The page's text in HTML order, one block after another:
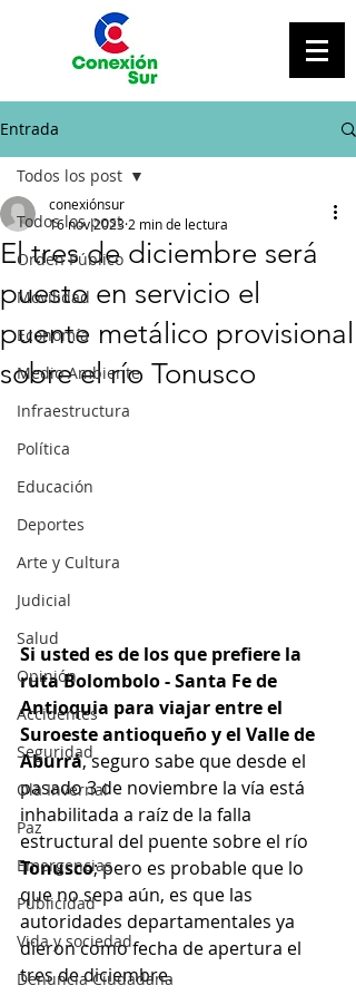
Entrada
Todos los post
Orden Público
Movilidad
Economía
Medio Ambiente
Infraestructura
Política
Educación
Deportes
Arte y Cultura
Judicial
Salud
Opinión
Accidentes
Seguridad
Ola Invernal
Paz
Emergencias
Publicidad
Vida y sociedad
Denuncia Ciudadana
Todos los post
El tres de diciembre será
puesto en servicio el
puente metálico provisional
sobre el río Tonusco
conexiónsur
16 nov 2023 2 min de lectura
Si usted es de los que prefiere la
ruta Bolombolo - Santa Fe de
Antioquia para viajar entre el
Suroeste antioqueño y el Valle de
Aburrá, seguro sabe que desde el
pasado 3 de noviembre la vía está
inhabilitada a raíz de la falla
estructural del puente sobre el río
Tonusco; pero es probable que lo
que no sepa aún, es que las
autoridades departamentales ya
dieron como fecha de apertura el
tres de diciembre.